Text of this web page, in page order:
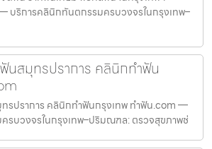
ริการคลินิกทันตกรรมครบวงจรในกรุงเทพ–
ฟันสมุทรปราการ คลินิกทำฟัน
ทรปราการ คลินิกทำฟันกรุงเทพ ทำฟัน.com —
รบวงจรในกรุงเทพ–ปริมณฑล: ตรวจสุขภาพช่